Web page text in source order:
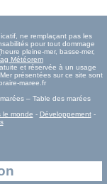
ne remplaçant pas les
pour tout dommage
pleine-mer, basse-mer,
Météorem
et réservée à un usage
présentées sur ce site sont
maree.fr
– Table des marées
le monde - Développement-